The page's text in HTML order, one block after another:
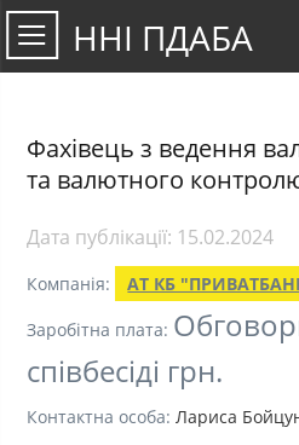
ННІ ПДАБА
Фахівець з ведення
та валютного
Дата публікації: 15.02.2024
Компанія:
АТ КБ
Заробітна плата:
співбесіді грн.
Контактна особа: Лариса